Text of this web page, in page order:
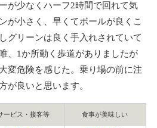
が少なくハーフ2時間で回れて気
が小さく、早くてボールが良くこ
グリーンは良く手入れされていて
、1か所動く歩道がありましたが
変危険を感じた。乗り場の前に注
が良いと思います。
ービス・接客等 食事が美味しい